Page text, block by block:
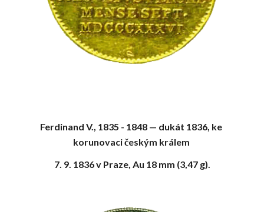
Ferdinand V., 1835 - 1848 — dukát 1836, ke
korunovaci českým králem
7. 9. 1836 v Praze, Au 18 mm (3,47 g).